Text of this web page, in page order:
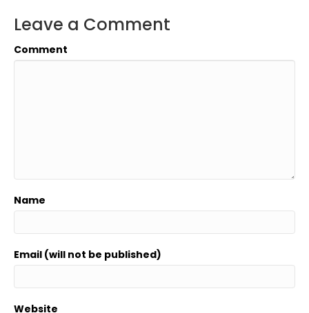
Leave a Comment
Comment
Name
Email (will not be published)
Website